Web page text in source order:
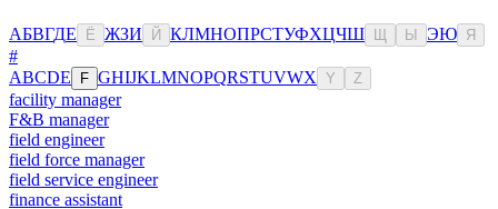
АБВГДЕ Ё ЖЗИ Й КЛМНОПРСТУФХЦЧШ Ы ЭЮ Я
#
ABCDE F GHIJKLMNOPQRSTUVWX Y Z
facility manager
F&B manager
field engineer
field force manager
field service engineer
finance assistant